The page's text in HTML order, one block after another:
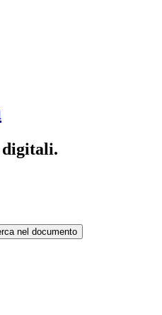
nel documento